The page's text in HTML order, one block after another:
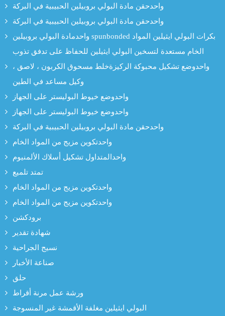
واحدحقن مادة البولي بروبيلين الحبيبية في البركة
واحدحقن مادة البولي بروبيلين الحبيبية في البركة
واحدمادة البولي بروبيلين spunbonded بكرات البولي ايثيلين المواد
الخام مستعدة لتسخين البولي ايثيلين للحفاظ على تدفق تذوب
واحدوضع تشكيل محبوكة الركيزةخلط مسحوق الكربون ، لاصق ،
وكيل مساعد في الطين
واحدوضع خيوط البوليستر على الجهاز
واحدوضع خيوط البوليستر على الجهاز
واحدحقن مادة البولي بروبيلين الحبيبية في البركة
واحدتكوين مزيج من المواد الخام
واحدالمتداول تشكيل أسلاك الألمنيوم
تمتد تلميع
واحدتكوين مزيج من المواد الخام
واحدتكوين مزيج من المواد الخام
برودكشن
شهادة تقدير
نسيج الجراحية
صناعة الأخبار
حلق
ورشة عمل مرنة أقراط
البولي ايثيلين مغلفة الأقمشة غير المنسوجة